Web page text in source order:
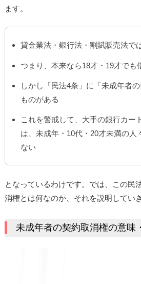
ます。
貸金業法・銀行法・割賦販売法で
つまり、本来なら18才・19才でも
しかし「民法4条」に「未成年者
ものがある
これを警戒して、大手の銀行カー
は、未成年・10代・20才未満の人
ない
となっているわけです。では、この民
消権とは何なのか、それを説明してい
未成年者の契約取消権の意味